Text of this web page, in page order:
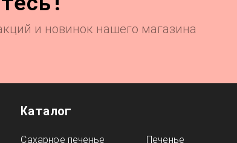
и новинок нашего магазина
Каталог
Сахарное печенье
Печенье